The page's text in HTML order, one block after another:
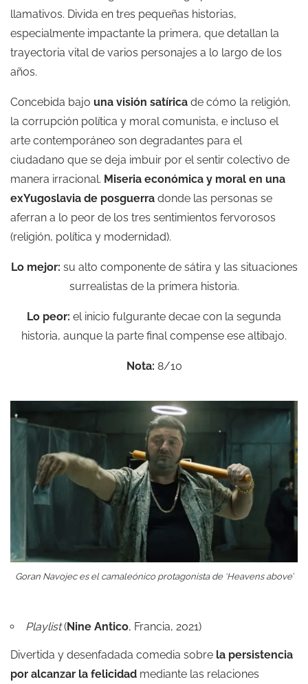
llamativos. Divida en tres pequeñas historias,
especialmente impactante la primera, que detallan la
trayectoria vital de varios personajes a lo largo de los
años.
Concebida bajo una visión satírica de cómo la religión,
la corrupción política y moral comunista, e incluso el
arte contemporáneo son degradantes para el
ciudadano que se deja imbuir por el sentir colectivo de
manera irracional. Miseria económica y moral en una
exYugoslavia de posguerra donde las personas se
aferran a lo peor de los tres sentimientos fervorosos
(religión, política y modernidad).
Lo mejor: su alto componente de sátira y las situaciones
surrealistas de la primera historia.
Lo peor: el inicio fulgurante decae con la segunda
historia, aunque la parte final compense ese altibajo.
Nota: 8/10
Goran Navojec es el camaleónico protagonista de ‘Heavens above’
Playlist(Nine Antico, Francia, 2021)
Divertida y desenfadada comedia sobre la persistencia
por alcanzar la felicidad mediante las relaciones